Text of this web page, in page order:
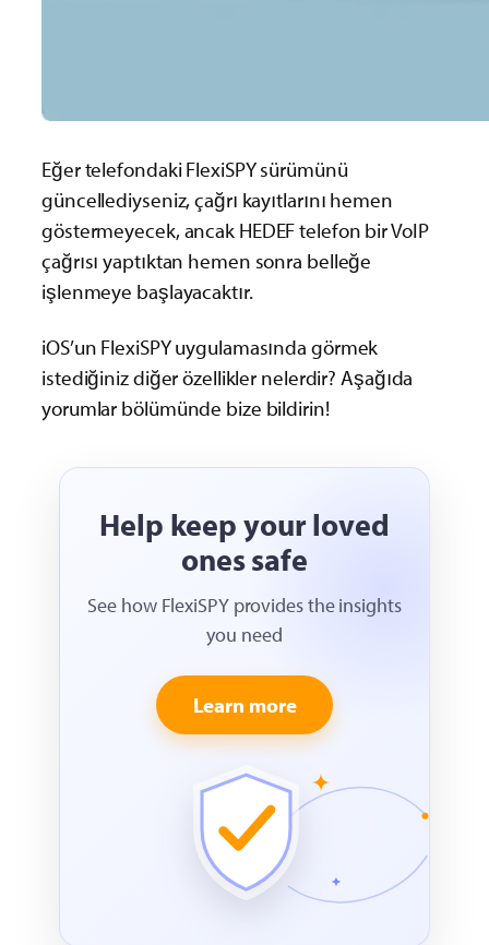
Eğer telefondaki FlexiSPY sürümünü
güncellediyseniz, çağrı kayıtlarını hemen
göstermeyecek, ancak HEDEF telefon bir VoIP
çağrısı yaptıktan hemen sonra belleğe
işlenmeye başlayacaktır.
iOS’un FlexiSPY uygulamasında görmek
istediğiniz diğer özellikler nelerdir? Aşağıda
yorumlar bölümünde bize bildirin!
Help keep your loved
ones safe
See how FlexiSPY provides the insights
you need
Learn more